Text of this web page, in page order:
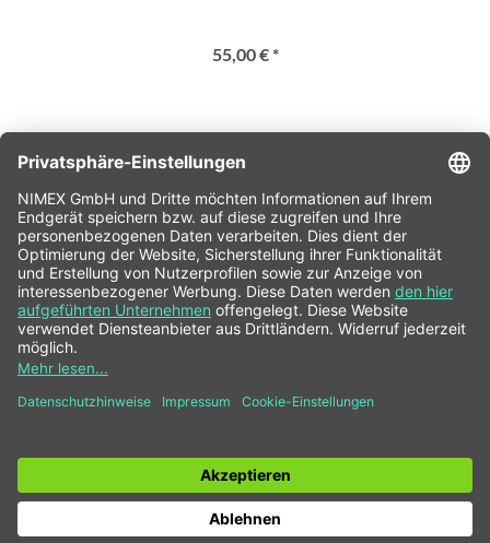
55,00 € *
SERVICE HOTLINE
SHOP SERVICE
INFORMATIONEN
NEWSLETTER
* Alle Preise inkl. gesetzl. Mehrwertsteuer zzgl.Versandkosten
Nachnahmegebühren, wenn nicht anders beschrieben